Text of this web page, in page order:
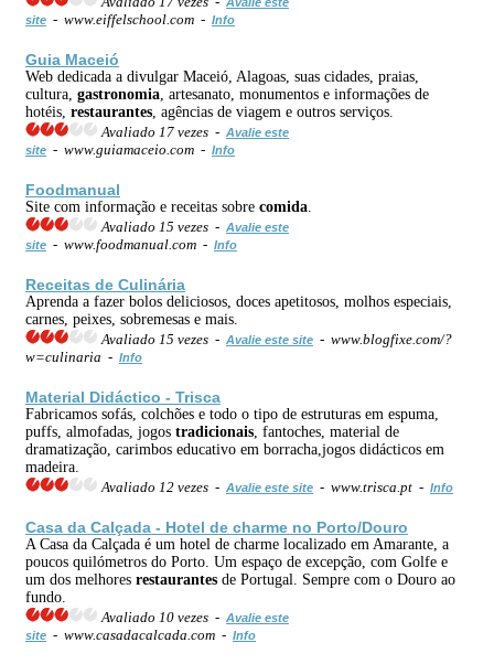
site - www.eiffelschool.com - Info
Guia Maceió
Web dedicada a divulgar Maceió, Alagoas, suas cidades, praias,
cultura, gastronomia , artesanato, monumentos e informações de
hotéis, restaurantes , agências de viagem e outros serviços.
Avaliado 17 vezes - Avalie este
site - www.guiamaceio.com - Info
Foodmanual
Site com informação e receitas sobre comida
Avaliado 15 vezes - Avalie este
site - www.foodmanual.com - Info
Receitas de Culinária
Aprenda a fazer bolos deliciosos, doces apetitosos, molhos especiais,
carnes, peixes, sobremesas e mais.
Avaliado 15 vezes - Avalie este site - www.blogfixe.com/?
w=culinaria - Info
Material Didáctico - Trisca
Fabricamos sofás, colchões e todo o tipo de estruturas em espuma,
puffs, almofadas, jogos tradicionais , fantoches, material de
dramatização, carimbos educativo em borracha,jogos didácticos em
madeira.
Avaliado 12 vezes - Avalie este site - www.trisca.pt - Info
Casa da Calçada - Hotel de charme no Porto/Douro
A Casa da Calçada é um hotel de charme localizado em Amarante, a
poucos quilómetros do Porto. Um espaço de excepção, com Golfe e
um dos melhores restaurantes de Portugal. Sempre com o Douro ao
fundo.
Avaliado 10 vezes - Avalie este
site - www.casadacalcada.com - Info